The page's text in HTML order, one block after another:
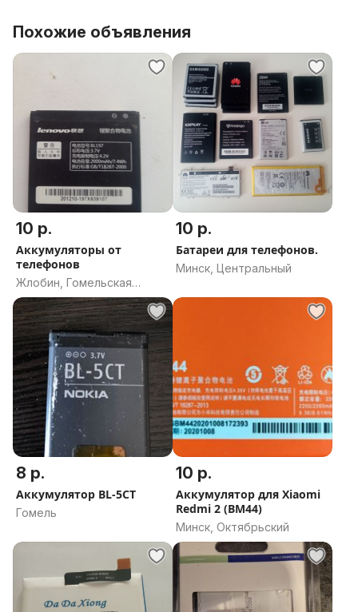
Похожие объявления
10 р.
Аккумуляторы от
телефонов
Жлобин, Гомельская
область
10 р.
Батареи для телефонов.
Минск, Центральный
8 р.
Аккумулятор BL-5CT
Гомель
10 р.
Аккумулятор для Xiaomi
Redmi 2 (BM44)
Минск, Октябрьский